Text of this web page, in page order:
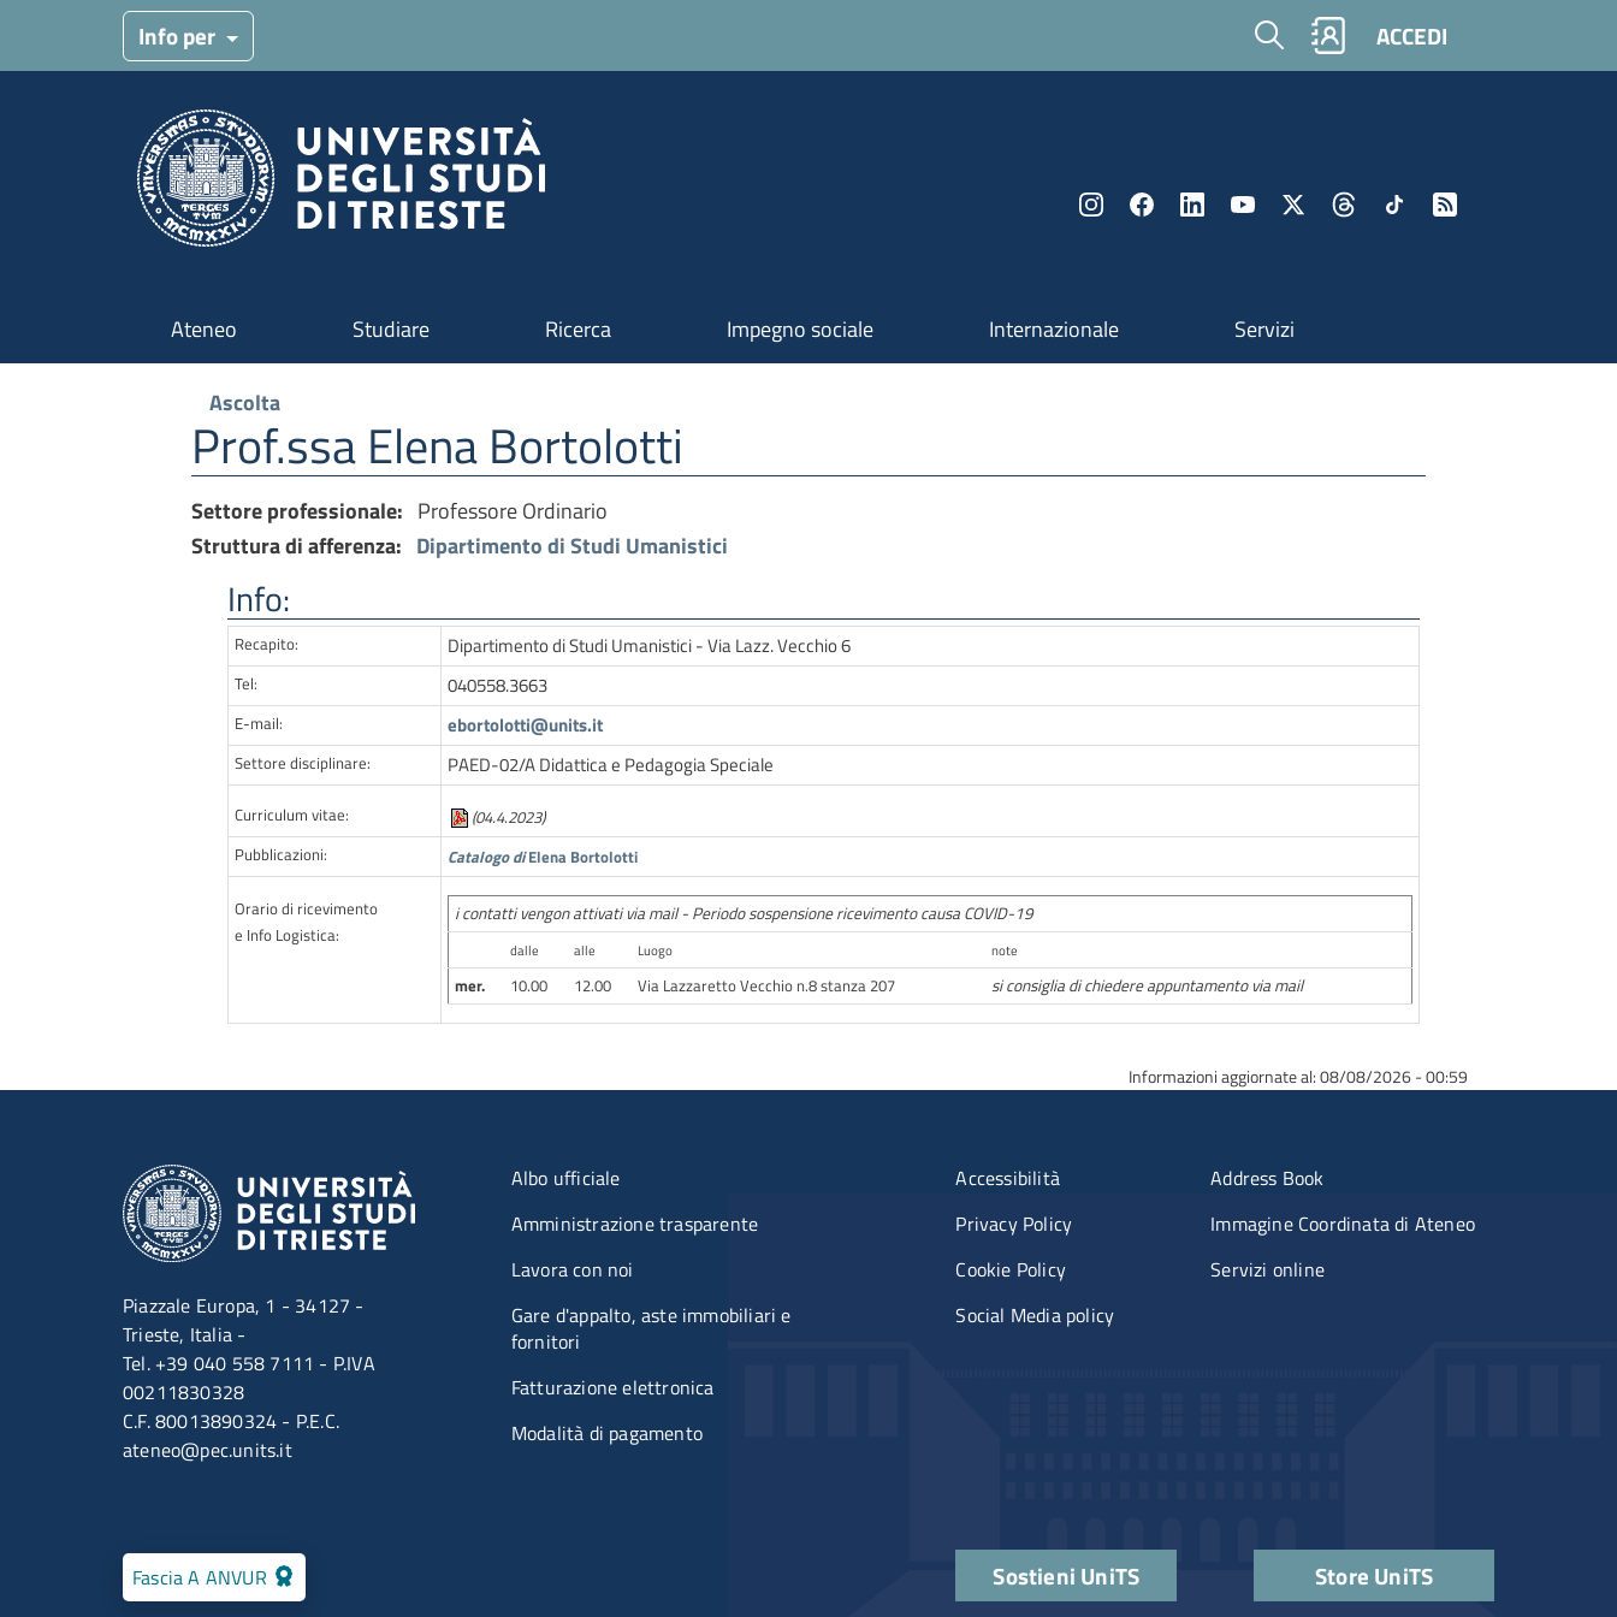
Menu target
Info per Cerca ACCEDI
Navigazione principale
Ateneo Studiare Ricerca Impegno sociale Internazionale Servizi
Ascolta
Prof.ssa Elena Bortolotti
Settore professionale: Professore Ordinario
Struttura di afferenza: Dipartimento di Studi Umanistici
Info:
Recapito: Dipartimento di Studi Umanistici - Via Lazz. Vecchio 6
Tel: 040558.3663
E-mail: ebortolotti@units.it
Settore disciplinare: PAED-02/A Didattica e Pedagogia Speciale
Curriculum vitae:
(04.4.2023)
Pubblicazioni:
Catalogo diElena Bortolotti
Orario di ricevimento
e Info Logistica:
i contatti vengon attivati via mail - Periodo sospensione ricevimento causa COVID-19
dalle alle Luogo note
mer. 10.00 12.00 Via Lazzaretto Vecchio n.8 stanza 207 si consiglia di chiedere appuntamento via mail
Informazioni aggiornate al: 08/08/2026 - 00:59
Piazzale Europa, 1 - 34127 -
Trieste, Italia -
Tel. +39 040 558 7111 - P.IVA
00211830328
C.F. 80013890324 - P.E.C.
ateneo@pec.units.it
Fascia A ANVUR
Menu organizzazione
Albo ufficiale
Amministrazione trasparente
Lavora con noi
Gare d'appalto, aste immobiliari e
fornitori
Fatturazione elettronica
Modalità di pagamento
Menù riferimenti
Accessibilità
Privacy Policy
Cookie Policy
Social Media policy
Menu portale
Address Book
Immagine Coordinata di Ateneo
Servizi online
Quick links
Sostieni UniTS Store UniTS